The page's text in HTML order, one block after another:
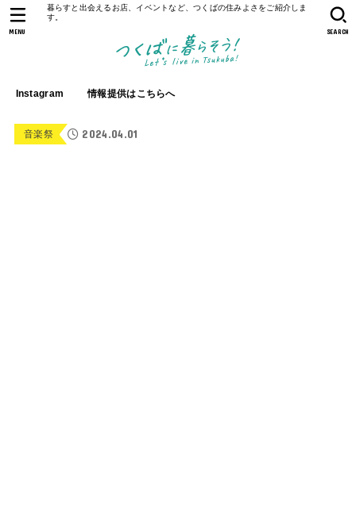
暮らすと出会えるお店、イベントなど、つくばの住みよさをご紹介しま
す。
Instagram 情報提供はこちらへ
SEARCH
MENU
音楽祭 2024.04.01